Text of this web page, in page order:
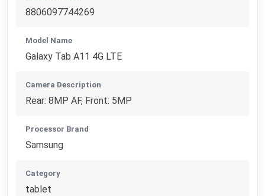
8806097744269
Model Name
Galaxy Tab A11 4G LTE
Camera Description
Rear: 8MP AF, Front: 5MP
Processor Brand
Samsung
Category
tablet